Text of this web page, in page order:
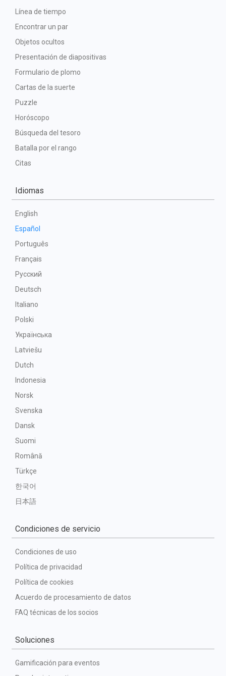
Línea de tiempo
Encontrar un par
Objetos ocultos
Presentación de diapositivas
Formulario de plomo
Cartas de la suerte
Puzzle
Horóscopo
Búsqueda del tesoro
Batalla por el rango
Citas
Idiomas
English
Español
Português
Français
Русский
Deutsch
Italiano
Polski
Українська
Latviešu
Dutch
Indonesia
Norsk
Svenska
Dansk
Suomi
Română
Türkçe
한국어
日本語
Condiciones de servicio
Condiciones de uso
Política de privacidad
Política de cookies
Acuerdo de procesamiento de datos
FAQ técnicas de los socios
Soluciones
Gamificación para eventos